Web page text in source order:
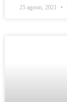
25 agosto, 2021